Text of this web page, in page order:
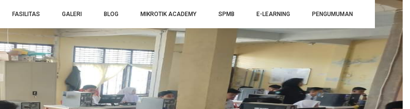
FASILITAS GALERI BLOG MIKROTIK ACADEMY SPMB E-LEARNING PENGUMUMAN